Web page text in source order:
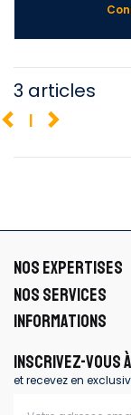
3 articles
1
NOS EXPERTISES
NOS SERVICES
INFORMATIONS
INSCRIVEZ-VOUS
et recevez en